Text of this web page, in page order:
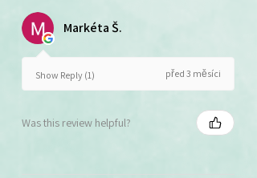
Markéta Š.
Show Reply (1) před 3 měsíci
Was this review helpful?